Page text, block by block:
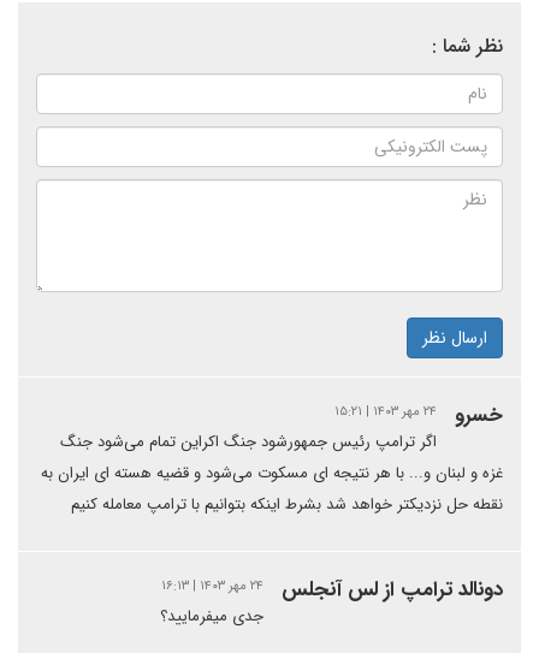
نظر شما :
ارسال نظر
خسرو ۲۴ مهر ۱۴۰۳ | ۱۵:۲۱
اگر ترامپ رئیس جمهورشود جنگ اکراین تمام می‌شود جنگ
غزه و لبنان و... با هر نتیجه ای مسکوت می‌شود و قضیه هسته ای ایران به
نقطه حل نزدیکتر خواهد شد بشرط اینکه بتوانیم با ترامپ معامله کنیم
دونالد ترامپ از لس آنجلس ۲۴ مهر ۱۴۰۳ | ۱۶:۱۳
جدی میفرمایید؟